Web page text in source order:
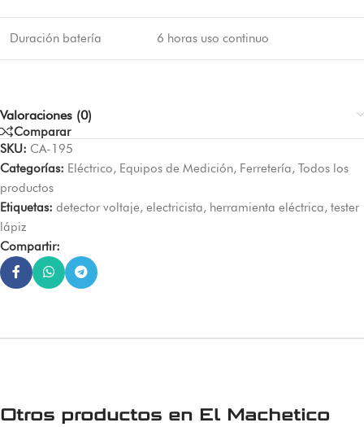
Duración batería 6 horas uso continuo
Valoraciones (0)
Comparar
SKU: CA-195
Categorías: Eléctrico, Equipos de Medición, Ferretería, Todos los
productos
Etiquetas: detector voltaje, electricista, herramienta eléctrica, tester
lápiz
Compartir:
Otros productos en El Machetico